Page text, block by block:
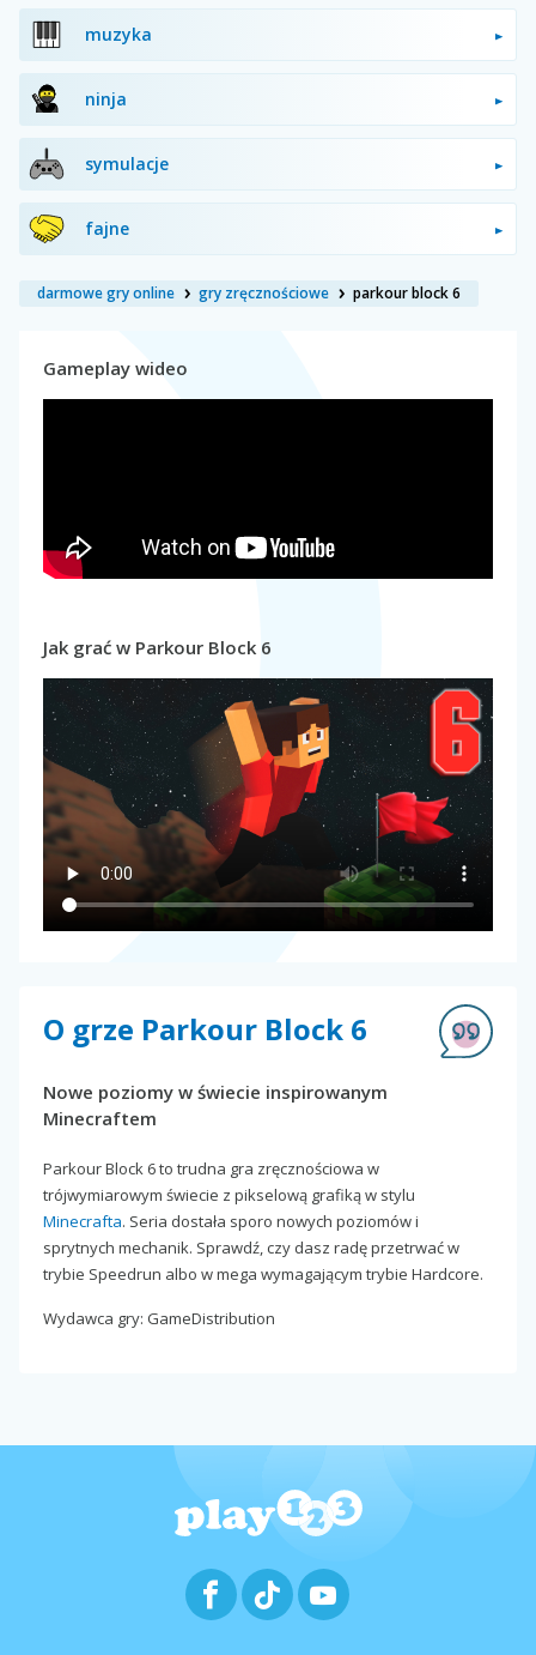
muzyka
ninja
symulacje
fajne
darmowe gry online gry zręcznościowe parkour block 6
Gameplay wideo
Jak grać w Parkour Block 6
O grze Parkour Block 6
Nowe poziomy w świecie inspirowanym
Minecraftem
Parkour Block 6 to trudna gra zręcznościowa w
trójwymiarowym świecie z pikselową grafiką w stylu
Minecrafta. Seria dostała sporo nowych poziomów i
sprytnych mechanik. Sprawdź, czy dasz radę przetrwać w
trybie Speedrun albo w mega wymagającym trybie Hardcore.
Wydawca gry: GameDistribution